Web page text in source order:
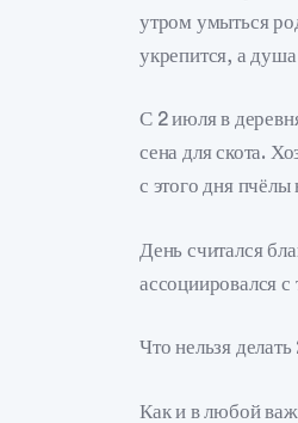
утром умыться
укрепится, а
С 2 июля в
сена для скота.
с этого дня пчёлы
День считался
ассоциировался
Что нельзя
Как и в любой